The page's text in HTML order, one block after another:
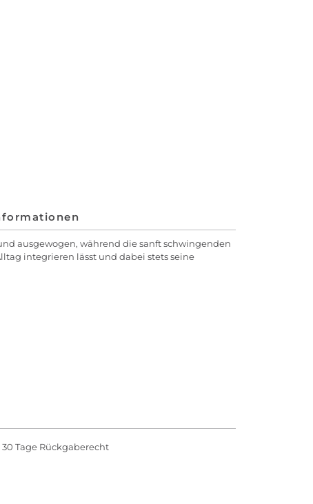
ausgewogen, während die sanft schwingenden
integrieren lässt und dabei stets seine
30 Tage Rückgaberecht